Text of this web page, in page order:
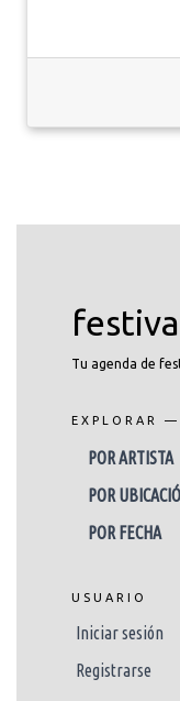
Tu agenda de
EXPLORAR —
POR ARTISTA
POR
POR FECHA
USUARIO
Iniciar sesión
Registrarse